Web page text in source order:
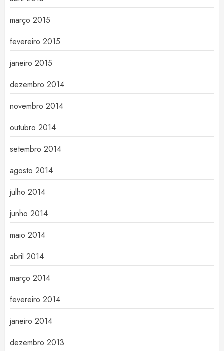
março 2015
fevereiro 2015
janeiro 2015
dezembro 2014
novembro 2014
outubro 2014
setembro 2014
agosto 2014
julho 2014
junho 2014
maio 2014
abril 2014
março 2014
fevereiro 2014
janeiro 2014
dezembro 2013